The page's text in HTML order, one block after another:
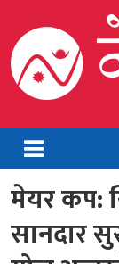
to
content
मेयर कप:
सानदार